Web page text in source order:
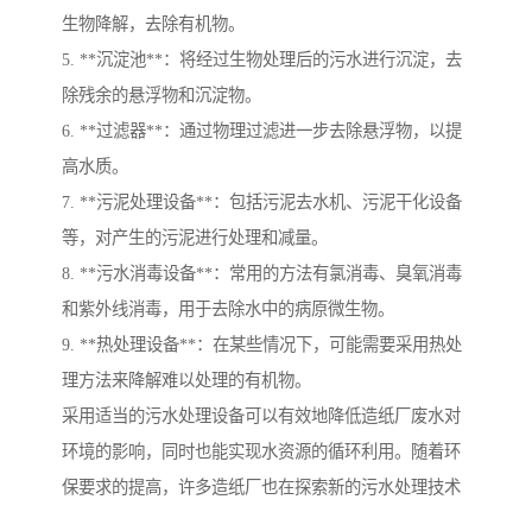
生物降解，去除有机物。
5. **沉淀池**：将经过生物处理后的污水进行沉淀，去
除残余的悬浮物和沉淀物。
6. **过滤器**：通过物理过滤进一步去除悬浮物，以提
高水质。
7. **污泥处理设备**：包括污泥去水机、污泥干化设备
等，对产生的污泥进行处理和减量。
8. **污水消毒设备**：常用的方法有氯消毒、臭氧消毒
和紫外线消毒，用于去除水中的病原微生物。
9. **热处理设备**：在某些情况下，可能需要采用热处
理方法来降解难以处理的有机物。
采用适当的污水处理设备可以有效地降低造纸厂废水对
环境的影响，同时也能实现水资源的循环利用。随着环
保要求的提高，许多造纸厂也在探索新的污水处理技术